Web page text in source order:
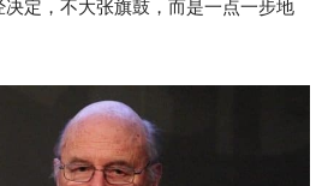
定，不大张旗鼓，而是一点一步地